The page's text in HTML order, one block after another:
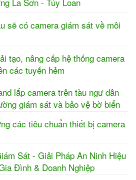
sẽ có camera giám sát về môi
tạo, nâng cấp hệ thống camera
các tuyến hẻm
lắp camera trên tàu ngư dân
giám sát và bảo vệ bờ biển
các tiêu chuẩn thiết bị camera
Sát - Giải Pháp An Ninh Hiệu
Đình & Doanh Nghiệp